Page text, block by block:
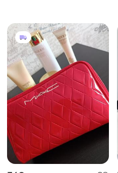
всевидящее око,
органайзер, кошелек,
сумочка, хранение